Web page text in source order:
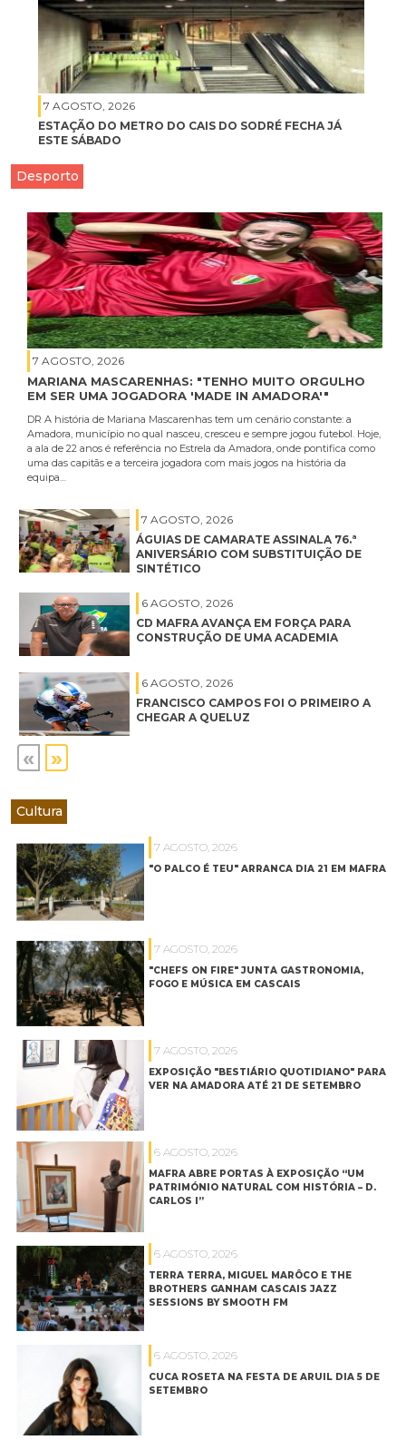
7 AGOSTO, 2026
ESTAÇÃO DO METRO DO CAIS DO SODRÉ FECHA JÁ
ESTE SÁBADO
Desporto
7 AGOSTO, 2026
MARIANA MASCARENHAS: "TENHO MUITO ORGULHO
EM SER UMA JOGADORA 'MADE IN AMADORA'"
DR A história de Mariana Mascarenhas tem um cenário constante: a
Amadora, município no qual nasceu, cresceu e sempre jogou futebol. Hoje,
a ala de 22 anos é referência no Estrela da Amadora, onde pontifica como
uma das capitãs e a terceira jogadora com mais jogos na história da
equipa…
7 AGOSTO, 2026
ÁGUIAS DE CAMARATE ASSINALA 76.ª
ANIVERSÁRIO COM SUBSTITUIÇÃO DE
SINTÉTICO
6 AGOSTO, 2026
CD MAFRA AVANÇA EM FORÇA PARA
CONSTRUÇÃO DE UMA ACADEMIA
6 AGOSTO, 2026
FRANCISCO CAMPOS FOI O PRIMEIRO A
CHEGAR A QUELUZ
« »
Cultura
7 AGOSTO, 2026
"O PALCO É TEU" ARRANCA DIA 21 EM MAFRA
7 AGOSTO, 2026
"CHEFS ON FIRE" JUNTA GASTRONOMIA,
FOGO E MÚSICA EM CASCAIS
7 AGOSTO, 2026
EXPOSIÇÃO "BESTIÁRIO QUOTIDIANO" PARA
VER NA AMADORA ATÉ 21 DE SETEMBRO
6 AGOSTO, 2026
MAFRA ABRE PORTAS À EXPOSIÇÃO “UM
PATRIMÓNIO NATURAL COM HISTÓRIA – D.
CARLOS I”
6 AGOSTO, 2026
TERRA TERRA, MIGUEL MARÔCO E THE
BROTHERS GANHAM CASCAIS JAZZ
SESSIONS BY SMOOTH FM
6 AGOSTO, 2026
CUCA ROSETA NA FESTA DE ARUIL DIA 5 DE
SETEMBRO